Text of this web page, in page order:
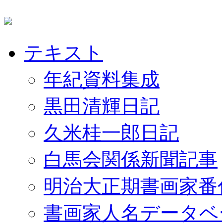
テキスト
年紀資料集成
黒田清輝日記
久米桂一郎日記
白馬会関係新聞記事
明治大正期書画家
書画家人名データ